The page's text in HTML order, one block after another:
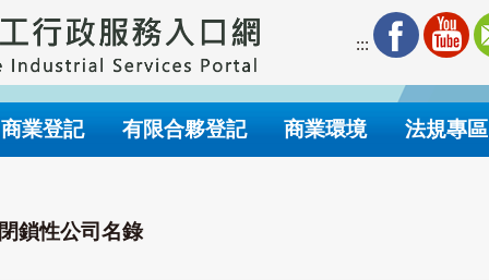
:::
商業登記 有限合夥登記 商業環境 法規專區
閉鎖性公司名錄